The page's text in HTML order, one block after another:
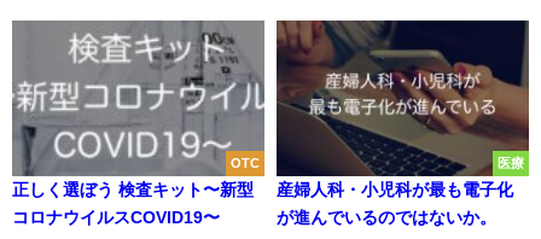
OTC
正しく選ぼう 検査キット〜新型
コロナウイルスCOVID19〜
医療
産婦人科・小児科が最も電子化
が進んでいるのではないか。